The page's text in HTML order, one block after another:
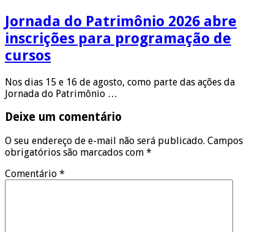
Jornada do Patrimônio 2026 abre
inscrições para programação de
cursos
Nos dias 15 e 16 de agosto, como parte das ações da
Jornada do Patrimônio …
Deixe um comentário
O seu endereço de e-mail não será publicado. Campos
obrigatórios são marcados com *
Comentário *